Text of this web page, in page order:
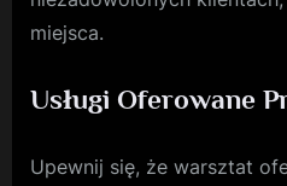
miejsca.
Usługi Oferowane
Upewnij się, że warsztat